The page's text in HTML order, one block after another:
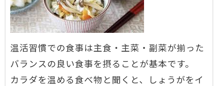
温活習慣での食事は主食・主菜・副菜が揃った
バランスの良い食事を摂ることが基本です。
カラダを温める食べ物と聞くと、しょうがをイ